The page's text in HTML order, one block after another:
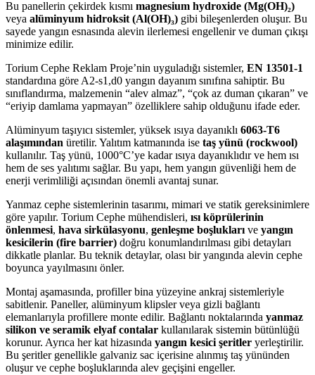
Bu panellerin çekirdek kısmı magnesium hydroxide (Mg(OH)₂)
veya alüminyum hidroksit (Al(OH)₃) gibi bileşenlerden oluşur. Bu
sayede yangın esnasında alevin ilerlemesi engellenir ve duman çıkışı
minimize edilir.
Torium Cephe Reklam Proje’nin uyguladığı sistemler, EN 13501-1
standardına göre A2-s1,d0 yangın dayanım sınıfına sahiptir. Bu
sınıflandırma, malzemenin “alev almaz”, “çok az duman çıkaran” ve
“eriyip damlama yapmayan” özelliklere sahip olduğunu ifade eder.
Alüminyum taşıyıcı sistemler, yüksek ısıya dayanıklı 6063-T6
alaşımından üretilir. Yalıtım katmanında ise taş yünü (rockwool)
kullanılır. Taş yünü, 1000°C’ye kadar ısıya dayanıklıdır ve hem ısı
hem de ses yalıtımı sağlar. Bu yapı, hem yangın güvenliği hem de
enerji verimliliği açısından önemli avantaj sunar.
Yanmaz cephe sistemlerinin tasarımı, mimari ve statik gereksinimlere
göre yapılır. Torium Cephe mühendisleri, ısı köprülerinin
önlenmesi, hava sirkülasyonu, genleşme boşlukları ve yangın
kesicilerin (fire barrier) doğru konumlandırılması gibi detayları
dikkatle planlar. Bu teknik detaylar, olası bir yangında alevin cephe
boyunca yayılmasını önler.
Montaj aşamasında, profiller bina yüzeyine ankraj sistemleriyle
sabitlenir. Paneller, alüminyum klipsler veya gizli bağlantı
elemanlarıyla profillere monte edilir. Bağlantı noktalarında yanmaz
silikon ve seramik elyaf contalar kullanılarak sistemin bütünlüğü
korunur. Ayrıca her kat hizasında yangın kesici şeritler yerleştirilir.
Bu şeritler genellikle galvaniz sac içerisine alınmış taş yününden
oluşur ve cephe boşluklarında alev geçişini engeller.